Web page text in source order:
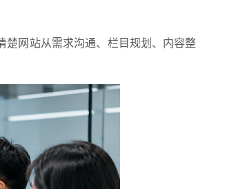
楚网站从需求沟通、栏目规划、内容整